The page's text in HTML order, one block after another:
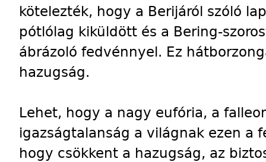
kötelezték, hogy a Berijáról szóló
pótlólag kiküldött és a Bering-
ábrázoló fedvénnyel. Ez
hazugság.
Lehet, hogy a nagy eufória, a
igazságtalanság a világnak ezen a
hogy csökkent a hazugság, az